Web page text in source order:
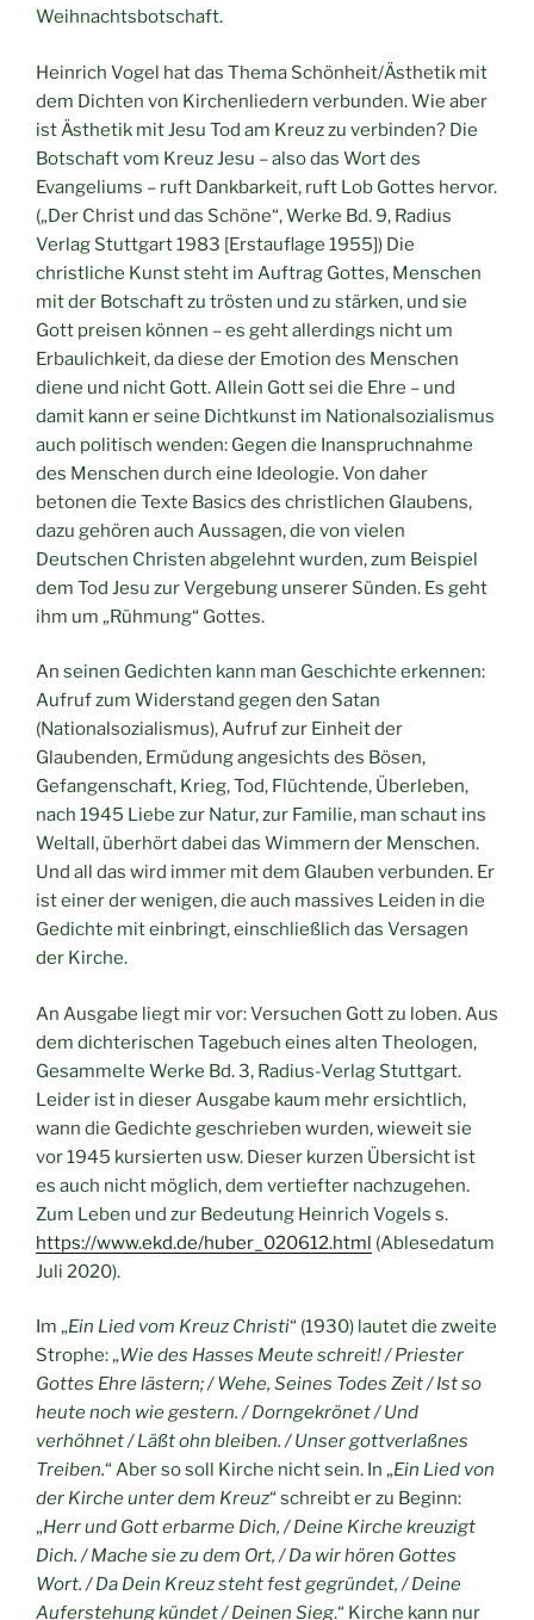
Weihnachtsbotschaft.
Heinrich Vogel hat das Thema Schönheit/Ästhetik mit
dem Dichten von Kirchenliedern verbunden. Wie aber
ist Ästhetik mit Jesu Tod am Kreuz zu verbinden? Die
Botschaft vom Kreuz Jesu – also das Wort des
Evangeliums – ruft Dankbarkeit, ruft Lob Gottes hervor.
(„Der Christ und das Schöne“, Werke Bd. 9, Radius
Verlag Stuttgart 1983 [Erstauflage 1955]) Die
christliche Kunst steht im Auftrag Gottes, Menschen
mit der Botschaft zu trösten und zu stärken, und sie
Gott preisen können – es geht allerdings nicht um
Erbaulichkeit, da diese der Emotion des Menschen
diene und nicht Gott. Allein Gott sei die Ehre – und
damit kann er seine Dichtkunst im Nationalsozialismus
auch politisch wenden: Gegen die Inanspruchnahme
des Menschen durch eine Ideologie. Von daher
betonen die Texte Basics des christlichen Glaubens,
dazu gehören auch Aussagen, die von vielen
Deutschen Christen abgelehnt wurden, zum Beispiel
dem Tod Jesu zur Vergebung unserer Sünden. Es geht
ihm um „Rühmung“ Gottes.
An seinen Gedichten kann man Geschichte erkennen:
Aufruf zum Widerstand gegen den Satan
(Nationalsozialismus), Aufruf zur Einheit der
Glaubenden, Ermüdung angesichts des Bösen,
Gefangenschaft, Krieg, Tod, Flüchtende, Überleben,
nach 1945 Liebe zur Natur, zur Familie, man schaut ins
Weltall, überhört dabei das Wimmern der Menschen.
Und all das wird immer mit dem Glauben verbunden. Er
ist einer der wenigen, die auch massives Leiden in die
Gedichte mit einbringt, einschließlich das Versagen
der Kirche.
An Ausgabe liegt mir vor: Versuchen Gott zu loben. Aus
dem dichterischen Tagebuch eines alten Theologen,
Gesammelte Werke Bd. 3, Radius-Verlag Stuttgart.
Leider ist in dieser Ausgabe kaum mehr ersichtlich,
wann die Gedichte geschrieben wurden, wieweit sie
vor 1945 kursierten usw. Dieser kurzen Übersicht ist
es auch nicht möglich, dem vertiefter nachzugehen.
Zum Leben und zur Bedeutung Heinrich Vogels s.
https://www.ekd.de/huber_020612.html (Ablesedatum
Juli 2020).
Im „Ein Lied vom Kreuz Christi“ (1930) lautet die zweite
Strophe: „Wie des Hasses Meute schreit! / Priester
Gottes Ehre lästern; / Wehe, Seines Todes Zeit / Ist so
heute noch wie gestern. / Dorngekrönet / Und
verhöhnet / Läßt ohn bleiben. / Unser gottverlaßnes
Treiben.“ Aber so soll Kirche nicht sein. In „Ein Lied von
der Kirche unter dem Kreuz“ schreibt er zu Beginn:
„Herr und Gott erbarme Dich, / Deine Kirche kreuzigt
Dich. / Mache sie zu dem Ort, / Da wir hören Gottes
Wort. / Da Dein Kreuz steht fest gegründet, / Deine
Auferstehung kündet / Deinen Sieg.“ Kirche kann nur